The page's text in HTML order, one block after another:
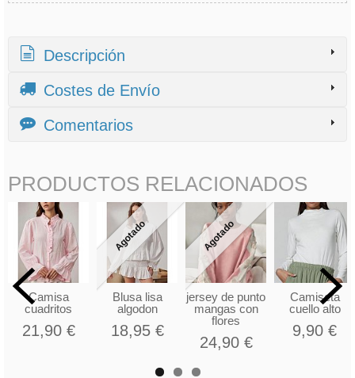
Descripción
Costes de Envío
Comentarios
PRODUCTOS RELACIONADOS
Camisa
cuadritos
21,90 €
Agotado
Blusa lisa
algodon
18,95 €
Agotado
jersey de punto
mangas con
flores
24,90 €
Camiseta
cuello alto
9,90 €